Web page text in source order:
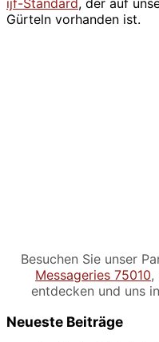
Gürteln vorhanden ist.
Besuchen Sie unser
Messageries 75010,
entdecken und uns
Neueste Beiträge